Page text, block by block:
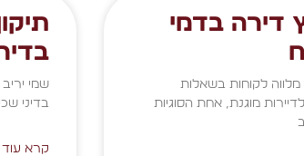
דירה בדמי
לקוחות בשאלות
מוגנת, אחת הסוגיות
שמי
בדיני
קרא